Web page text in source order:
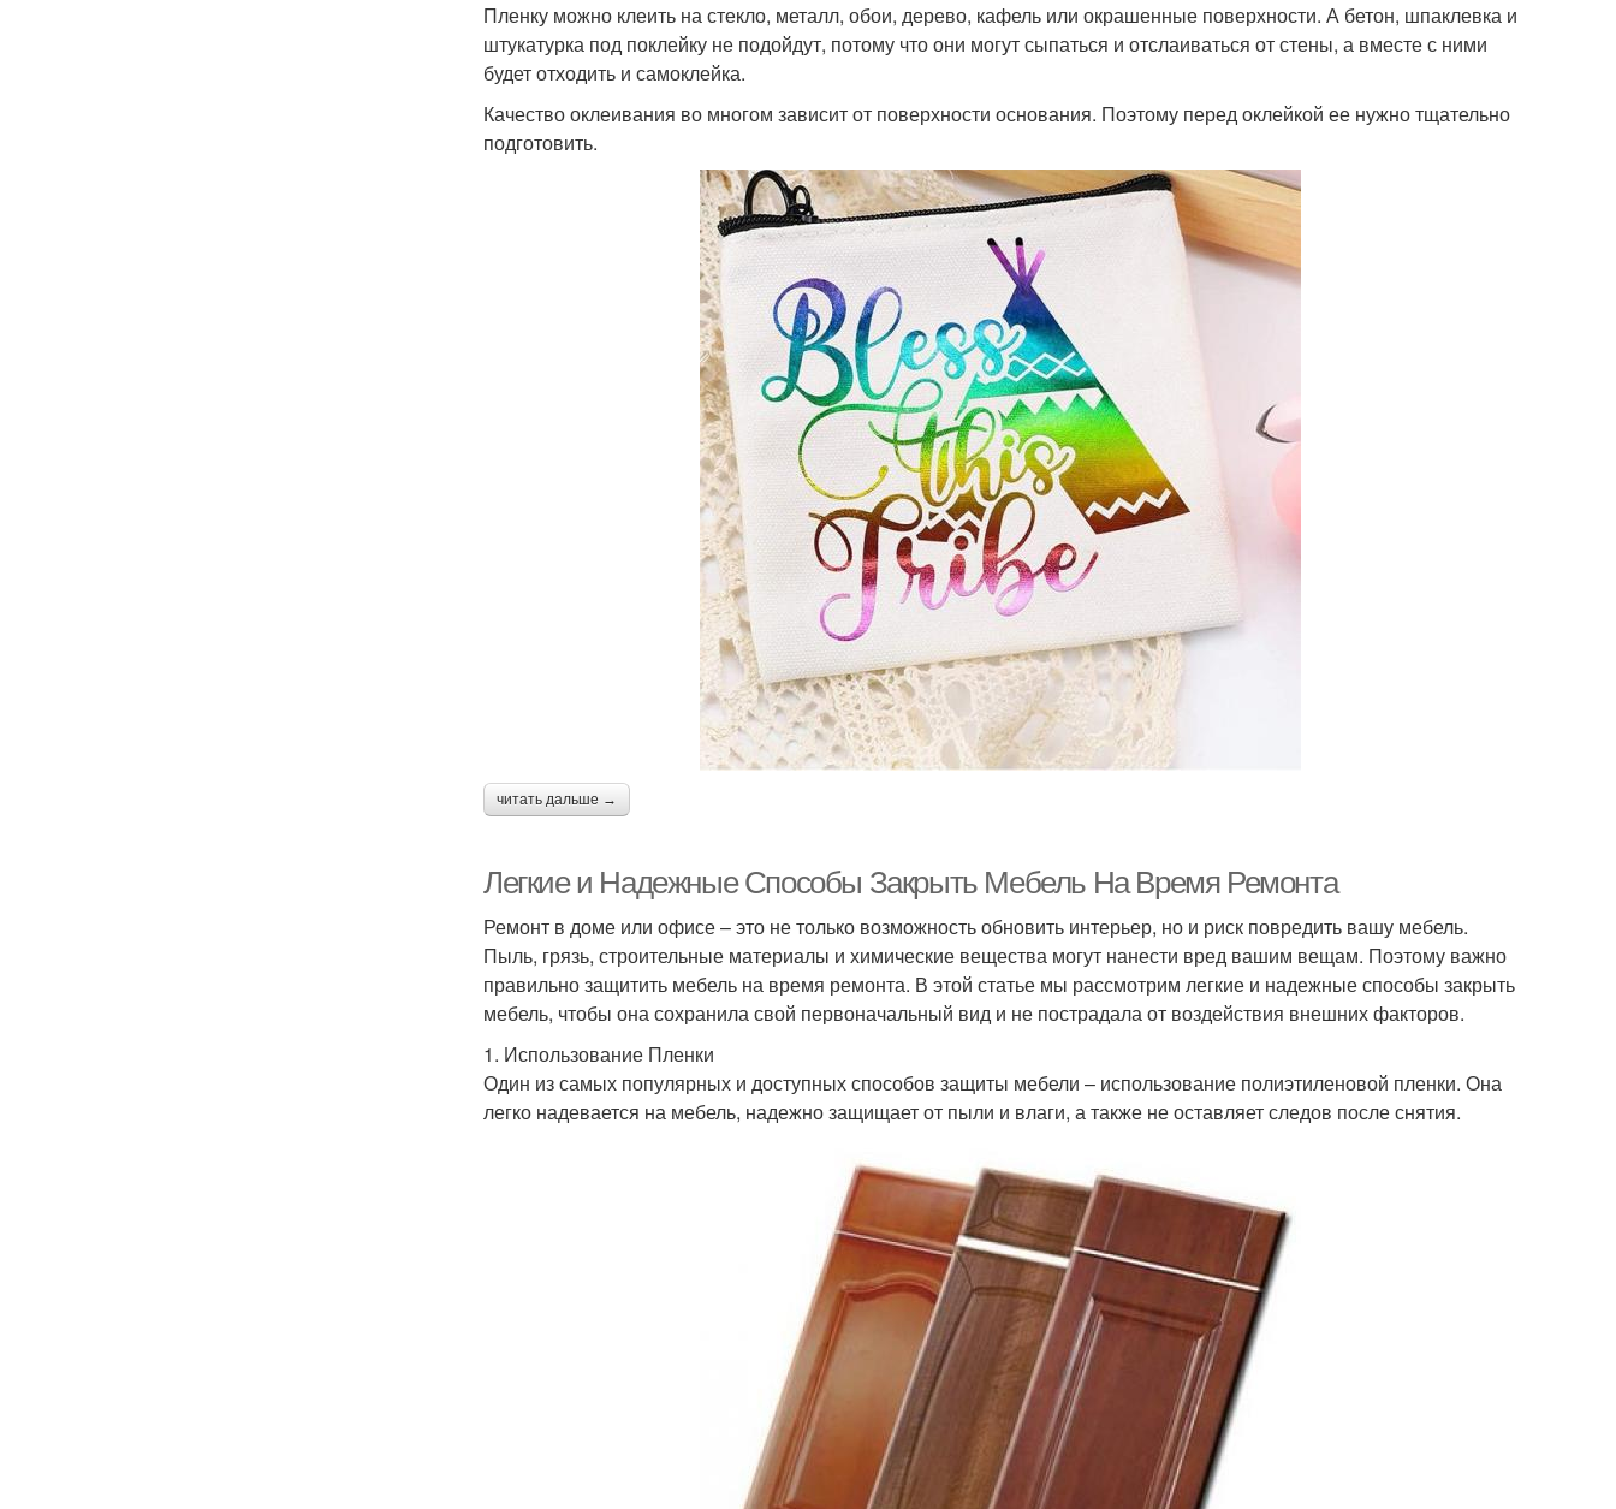
Пленку можно клеить на стекло, металл, обои, дерево, кафель или окрашенные поверхности. А бетон, шпаклевка и
штукатурка под поклейку не подойдут, потому что они могут сыпаться и отслаиваться от стены, а вместе с ними
будет отходить и самоклейка.
Качество оклеивания во многом зависит от поверхности основания. Поэтому перед оклейкой ее нужно тщательно
подготовить.
читать дальше →
Легкие и Надежные Способы Закрыть Мебель На Время Ремонта
Ремонт в доме или офисе – это не только возможность обновить интерьер, но и риск повредить вашу мебель.
Пыль, грязь, строительные материалы и химические вещества могут нанести вред вашим вещам. Поэтому важно
правильно защитить мебель на время ремонта. В этой статье мы рассмотрим легкие и надежные способы закрыть
мебель, чтобы она сохранила свой первоначальный вид и не пострадала от воздействия внешних факторов.
1. Использование Пленки
Один из самых популярных и доступных способов защиты мебели – использование полиэтиленовой пленки. Она
легко надевается на мебель, надежно защищает от пыли и влаги, а также не оставляет следов после снятия.